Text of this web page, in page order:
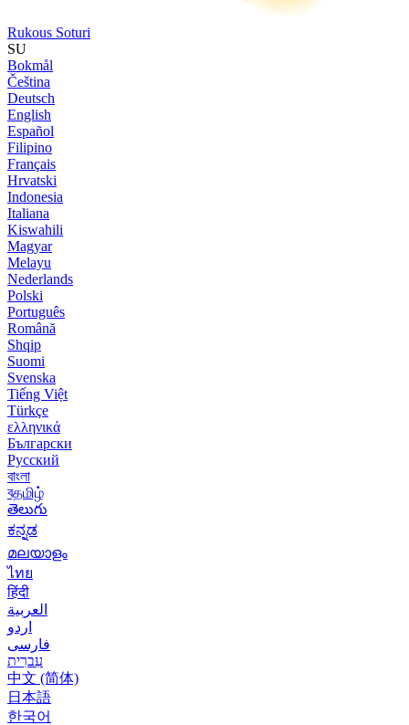
Rukous Soturi
SU
Bokmål
Čeština
Deutsch
English
Español
Filipino
Français
Hrvatski
Indonesia
Italiana
Kiswahili
Magyar
Melayu
Nederlands
Polski
Português
Română
Shqip
Suomi
Svenska
Tiếng Việt
Türkçe
ελληνικά
Български
Русский
বাংলা
বதமிழ்
తెలుగు
ಕನ್ನಡ
മലയാളം
ไทย
हिंदी
العربية
اردو
فارسی
עִברִית
中文 (简体)
日本語
한국어